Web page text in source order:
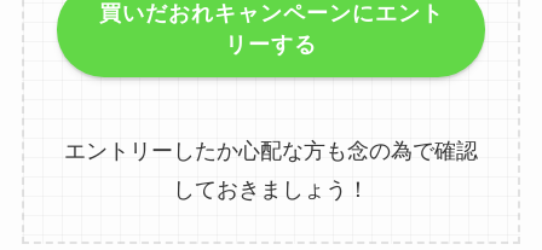
買いだおれキャンペーンにエント
リーする
エントリーしたか心配な方も念の為で確認
しておきましょう！